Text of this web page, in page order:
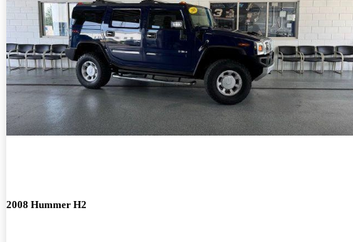
2008 Hummer H2